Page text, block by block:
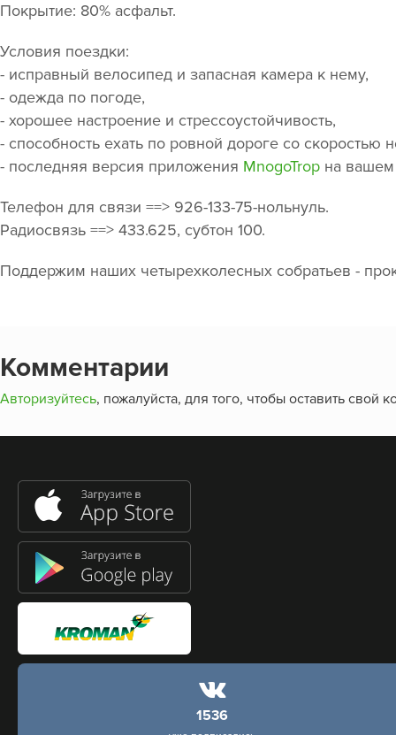
Покрытие: 80% асфальт.
Условия поездки:
- исправный велосипед и запасная камера к нему,
- одежда по погоде,
- хорошее настроение и стрессоустойчивость,
- способность ехать по ровной дороге со
- последняя версия приложения MnogoTrop на вашем
Телефон для связи ==> 926-133-75-нольнуль.
Радиосвязь ==> 433.625, субтон 100.
Поддержим наших четырехколесных собратьев -
Комментарии
Авторизуйтесь, пожалуйста, для того, чтобы оставить свой
1536